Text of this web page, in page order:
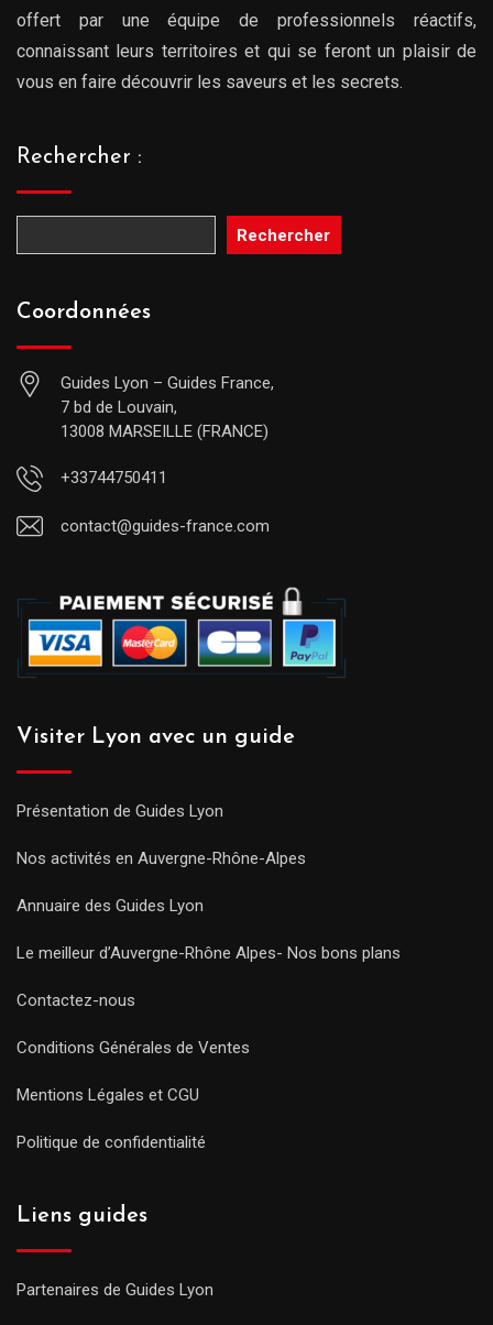
offert par une équipe de professionnels réactifs,
connaissant leurs territoires et qui se feront un plaisir de
vous en faire découvrir les saveurs et les secrets.
Rechercher :
Rechercher
Coordonnées
Guides Lyon – Guides France,
7 bd de Louvain,
13008 MARSEILLE (FRANCE)
+33744750411
contact@guides-france.com
Visiter Lyon avec un guide
Présentation de Guides Lyon
Nos activités en Auvergne-Rhône-Alpes
Annuaire des Guides Lyon
Le meilleur d’Auvergne-Rhône Alpes- Nos bons plans
Contactez-nous
Conditions Générales de Ventes
Mentions Légales et CGU
Politique de confidentialité
Liens guides
Partenaires de Guides Lyon